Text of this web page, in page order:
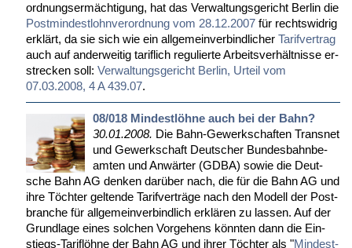
ord­nungs­er­mäch­ti­gung, hat das Ver­wal­tungs­ge­richt Ber­lin die
Post­min­dest­lohn­ver­ord­nung vom 28.12.2007 für rechts­wid­rig
er­klärt, da sie sich wie ein all­ge­mein­ver­bind­li­cher Ta­rif­ver­trag
auch auf an­der­wei­tig ta­rif­lich re­gu­lier­te Ar­beits­ver­hält­nis­se er­
stre­cken soll: Ver­wal­tungs­ge­richt Ber­lin, Ur­teil vom
07.03.2008, 4 A 439.07.
08/018 Mindestlöhne auch bei der Bahn?
30.01.2008. Die Bahn-Ge­werk­schaf­ten Trans­net
und Ge­werk­schaft Deut­scher Bun­des­bahn­be­
am­ten und An­wär­ter (GDBA) so­wie die Deut­
sche Bahn AG den­ken dar­über nach, die für die Bahn AG und
ih­re Töch­ter gel­ten­de Ta­rif­ver­trä­ge nach den Mo­dell der Post­
bran­che für all­ge­mein­ver­bind­lich er­klä­ren zu las­sen. Auf der
Grund­la­ge ei­nes sol­chen Vor­ge­hens könn­ten dann die Ein­
stiegs-Ta­rif­löh­ne der Bahn AG und ih­rer Töch­ter als "Min­dest­